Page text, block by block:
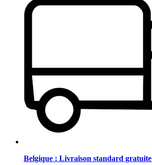
Belgique : Livraison standard gratuite